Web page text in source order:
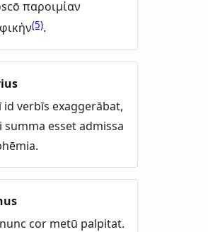
παροιμίαν
(5).
id verbīs exaggerābat,
summa esset admissa
cor metū palpitat.